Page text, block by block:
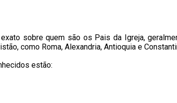
exato sobre quem são os Pais da Igreja,
como Roma, Alexandria, Antioquia e
estão: